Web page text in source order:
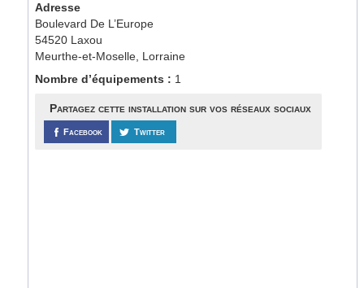
Adresse
Boulevard De L’Europe
54520 Laxou
Meurthe-et-Moselle, Lorraine
Nombre d’équipements : 1
Partagez cette installation sur vos réseaux sociaux
Facebook Twitter